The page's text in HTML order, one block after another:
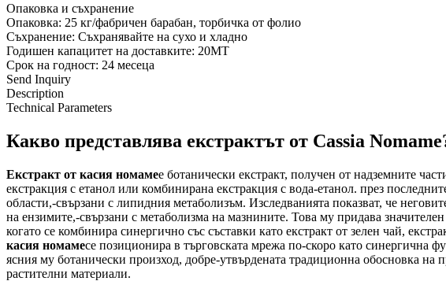
Опаковка и съхранение
Опаковка: 25 кг/фабричен барабан, торбичка от фолио
Съхранение: Съхранявайте на сухо и хладно
Годишен капацитет на доставките: 20MT
Срок на годност: 24 месеца
Send Inquiry
Description
Technical Parameters
Какво представлява екстрактът от Cassia
Екстракт от касия номамее ботанически екстракт, получен от надземните
екстракция с етанол или комбинирана екстракция с вода-етанол. през
области,-свързани с липидния метаболизъм. Изследванията показват, че
на ензимите,-свързани с метаболизма на мазнините. Това му придава
когато се комбинира синергично със съставки като екстракт от зелен чай,
касия номамесе позиционира в търговската мрежа по-скоро като синергична
ясния му ботанически произход, добре-утвърдената традиционна обосновка
растителни материали.